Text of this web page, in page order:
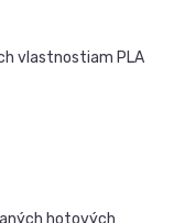
vlastnostiam PLA
hotových